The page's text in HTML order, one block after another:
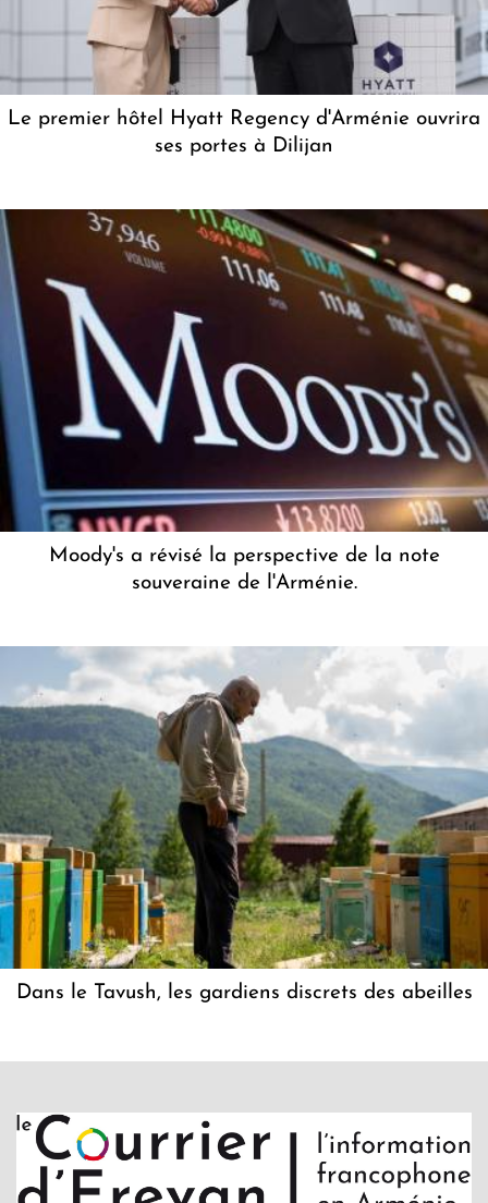
Le premier hôtel Hyatt Regency d'Arménie ouvrira
ses portes à Dilijan
Moody's a révisé la perspective de la note
souveraine de l'Arménie.
Dans le Tavush, les gardiens discrets des abeilles